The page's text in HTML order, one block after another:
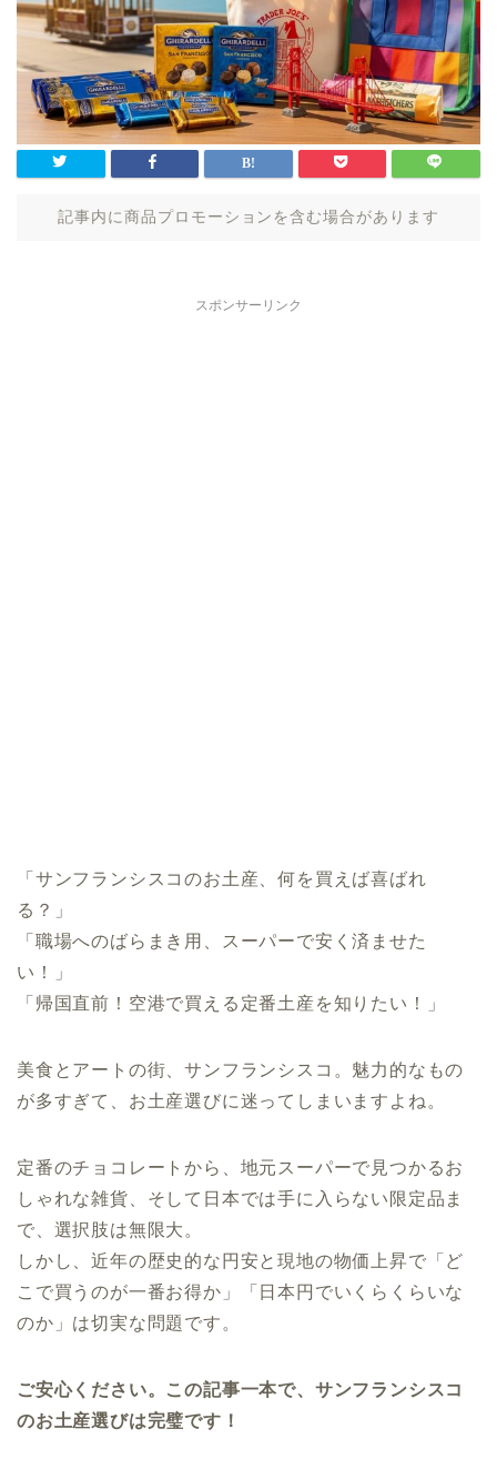
記事内に商品プロモーションを含む場合があります
スポンサーリンク
「サンフランシスコのお土産、何を買えば喜ばれ
る？」
「職場へのばらまき用、スーパーで安く済ませた
い！」
「帰国直前！空港で買える定番土産を知りたい！」
美食とアートの街、サンフランシスコ。魅力的なもの
が多すぎて、お土産選びに迷ってしまいますよね。
定番のチョコレートから、地元スーパーで見つかるお
しゃれな雑貨、そして日本では手に入らない限定品ま
で、選択肢は無限大。
しかし、近年の歴史的な円安と現地の物価上昇で「ど
こで買うのが一番お得か」「日本円でいくらくらいな
のか」は切実な問題です。
ご安心ください。この記事一本で、サンフランシスコ
のお土産選びは完璧です！